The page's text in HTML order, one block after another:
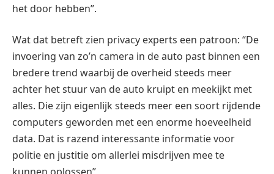
het door hebben”.
Wat dat betreft zien privacy experts een patroon: “De
invoering van zo’n camera in de auto past binnen een
bredere trend waarbij de overheid steeds meer
achter het stuur van de auto kruipt en meekijkt met
alles. Die zijn eigenlijk steeds meer een soort rijdende
computers geworden met een enorme hoeveelheid
data. Dat is razend interessante informatie voor
politie en justitie om allerlei misdrijven mee te